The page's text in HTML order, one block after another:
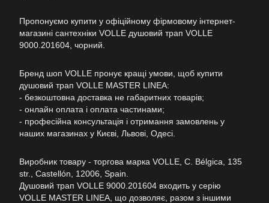
Пропонуємо купити у офіційному фірмовому інтернет-
магазині сантехніки VOLLE душовий трап VOLLE
9000.201604, чорний.
Бренд шоп VOLLE пронує кращі умови, щоб купити
душовий трап VOLLE MASTER LINEA:
- безкоштовна доставка не габаритних товарів;
- онлайн оплата і оплата частинами;
- професійна консультація і отримання замовлень у
наших магазинах у Києві, Львові, Одесі.
Виробник товару - торгова марка VOLLE, C. Bélgica, 135
str., Castellón, 12006, Spain.
Душовий трап VOLLE 9000.201604 входить у серію
VOLLE MASTER LINEA, що дозволяє, разом з іншими